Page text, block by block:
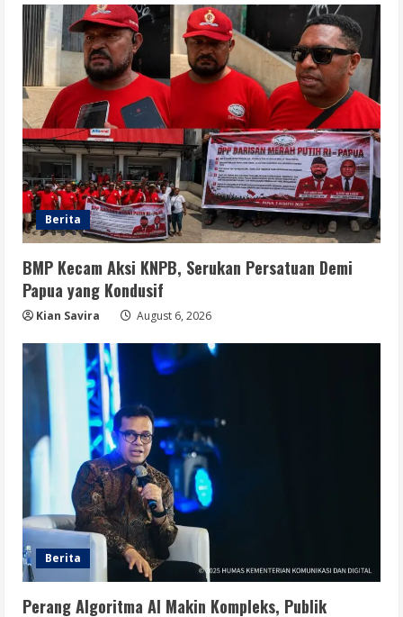
5 August 6, 2026
Berita
BMP Kecam Aksi KNPB, Serukan Persatuan Demi
Papua yang Kondusif
Kian Savira August 6, 2026
Berita
Perang Algoritma AI Makin Kompleks, Publik